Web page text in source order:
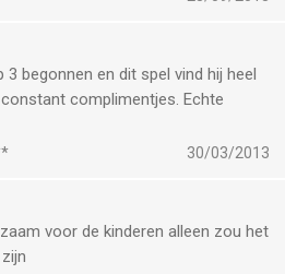
begonnen en dit spel vind hij heel
complimentjes. Echte
30/03/2013
voor de kinderen alleen zou het